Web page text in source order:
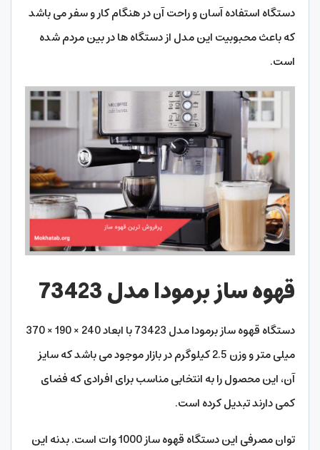
دستگاه استفاده آسان و راحت آن در هنگام کار و سفر می باشد
که باعث محبوبیت این مدل از دستگاه ها در بین مردم شده
است.
قهوه ساز برمودا مدل 73423
دستگاه قهوه ساز برمودا مدل 73423 با ابعاد 240 × 190 × 370
میلی متر و وزن 2.5 کیلوگرم در بازار موجود می باشد که سایز
آن، این محصول را به انتخابی مناسب برای افرادی که فضای
کمی دارند تبدیل کرده است.
توان مصرفی این دستگاه قهوه ساز 1000 وات است. بدنه این